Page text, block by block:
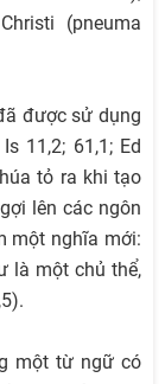
(pneuma
được sử dụng
11,2; 61,1; Ed
tỏ ra khi tạo
lên các ngôn
một nghĩa mới:
là một chủ thể,
một từ ngữ có